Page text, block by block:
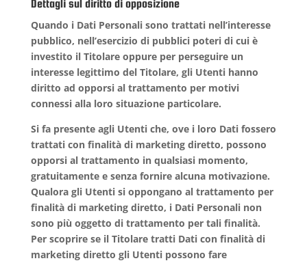
Dettagli sul diritto di opposizione
Quando i Dati Personali sono trattati nell’interesse
pubblico, nell’esercizio di pubblici poteri di cui è
investito il Titolare oppure per perseguire un
interesse legittimo del Titolare, gli Utenti hanno
diritto ad opporsi al trattamento per motivi
connessi alla loro situazione particolare.
Si fa presente agli Utenti che, ove i loro Dati fossero
trattati con finalità di marketing diretto, possono
opporsi al trattamento in qualsiasi momento,
gratuitamente e senza fornire alcuna motivazione.
Qualora gli Utenti si oppongano al trattamento per
finalità di marketing diretto, i Dati Personali non
sono più oggetto di trattamento per tali finalità.
Per scoprire se il Titolare tratti Dati con finalità di
marketing diretto gli Utenti possono fare